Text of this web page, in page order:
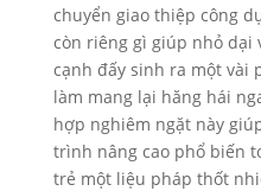
chuyển giao thiệp công
còn riêng gì giúp nhỏ
cạnh đấy sinh ra một vài
làm mang lại hăng hái
hợp nghiêm ngặt này
trình nâng cao phổ biến
trẻ một liệu pháp thốt